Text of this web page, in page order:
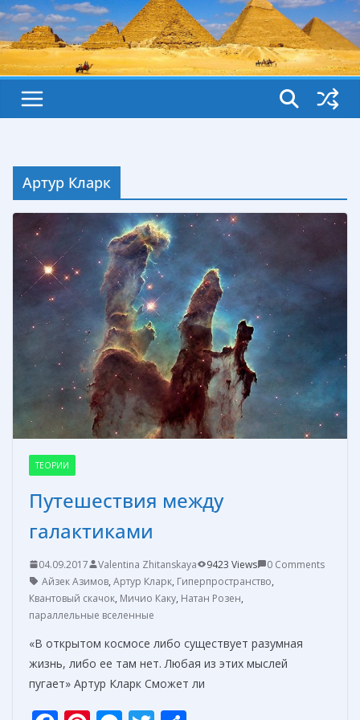
Артур Кларк
ТЕОРИИ
Путешествия между
галактиками
04.09.2017 Valentina Zhitanskaya 9423 Views
0 Comments
Айзек Азимов, Артур Кларк, Гиперпространство,
Квантовый скачок, Мичио Каку, Натан Розен,
параллельные вселенные
«В открытом космосе либо существует разумная
жизнь, либо ее там нет. Любая из этих мыслей
пугает» Артур Кларк Сможет ли